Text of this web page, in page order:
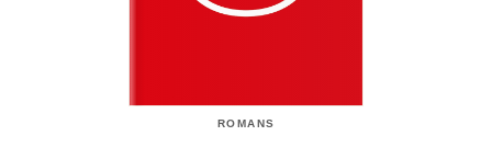
ROMANS